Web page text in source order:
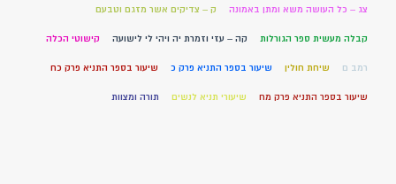
צג – כל העושה משא ומתן באמונה ק – צדיקים אשר מזגם וטבעם
קבלה מעשית ספר הגורלות קה – עזי וזמרת יה ויהי לי לישועה קישוטי הכלה
רמב ם שיחת חולין שיעור בספר התניא פרק כ שיעור בספר התניא פרק כח
שיעור בספר התניא פרק מח שיעורי תניא לנשים תורה ומצוות